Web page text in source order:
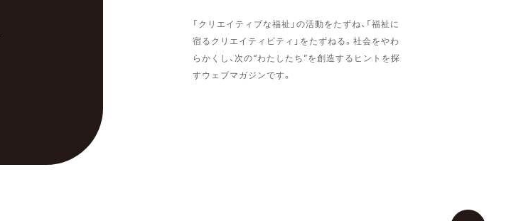
「クリエイティブな福祉」の活動をたずね、「福祉に
宿るクリエイティビティ」をたずねる。社会をやわ
らかくし、次の“わたしたち”を創造するヒントを探
すウェブマガジンです。